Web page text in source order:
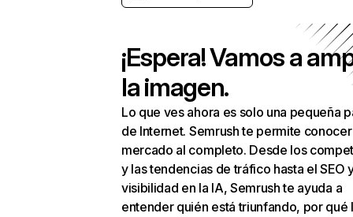
¡Espera! Vamos a
la imagen.
Lo que ves ahora es solo una pequeña
de Internet. Semrush te permite
mercado al completo. Desde los
y las tendencias de tráfico hasta el SEO
visibilidad en la IA, Semrush te ayuda a
entender quién está triunfando, por qué